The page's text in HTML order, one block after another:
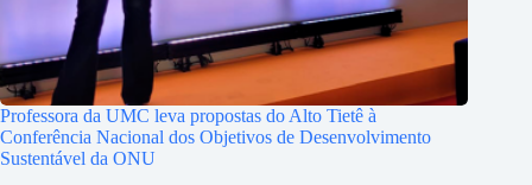
Professora da UMC leva propostas do Alto Tietê à
Conferência Nacional dos Objetivos de Desenvolvimento
Sustentável da ONU